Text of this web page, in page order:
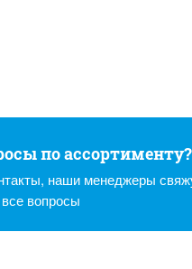
по ассортименту?
наши менеджеры
вопросы